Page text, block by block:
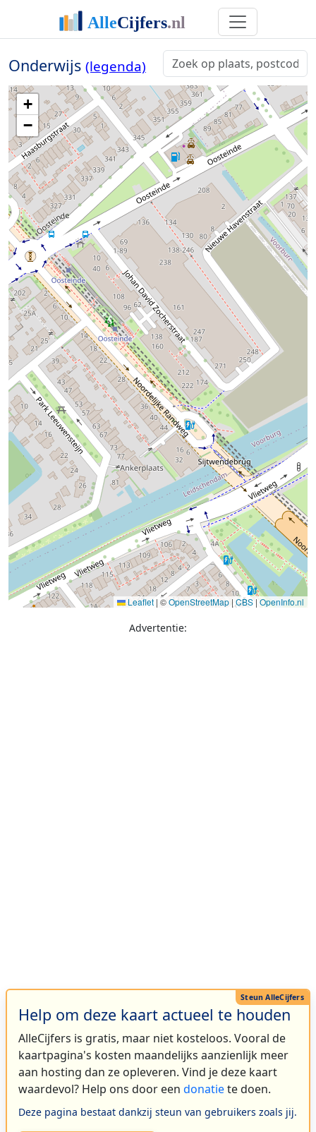
Onderwijs (legenda)
+
−
Leaflet | ©OpenStreetMap | CBS| OpenInfo.nl
Advertentie:
Help om deze kaart actueel te houden
AlleCijfers is gratis, maar niet kosteloos. Vooral de
kaartpagina's kosten maandelijks aanzienlijk meer
aan hosting dan ze opleveren. Vind je deze kaart
waardevol? Help ons door een donatiete doen.
Deze pagina bestaat dankzij steun van gebruikers zoals jij.